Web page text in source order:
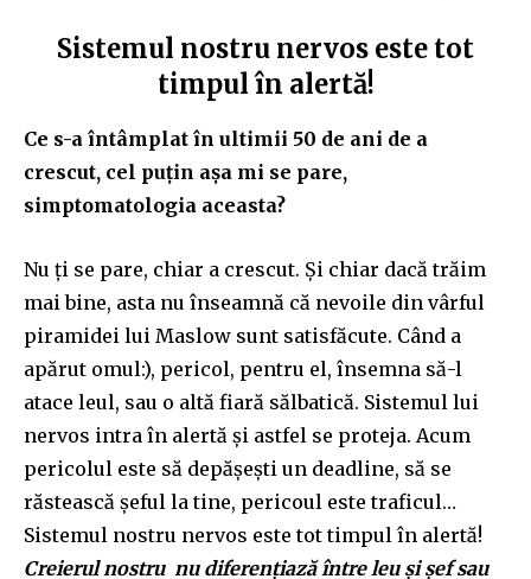
Sistemul nostru nervos este tot
timpul în alertă!
Ce s-a întâmplat în ultimii 50 de ani de a
crescut, cel puțin așa mi se pare,
simptomatologia aceasta?
Nu ți se pare, chiar a crescut. Și chiar dacă trăim
mai bine, asta nu înseamnă că nevoile din vârful
piramidei lui Maslow sunt satisfăcute. Când a
apărut omul:), pericol, pentru el, însemna să-l
atace leul, sau o altă fiară sălbatică. Sistemul lui
nervos intra în alertă și astfel se proteja. Acum
pericolul este să depășești un deadline, să se
răstească șeful la tine, pericoul este traficul…
Sistemul nostru nervos este tot timpul în alertă!
Creierul nostru nu diferențiază între leu și șef sau